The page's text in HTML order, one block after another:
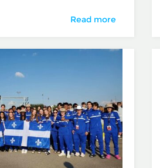
2024 Race Directors
Read more